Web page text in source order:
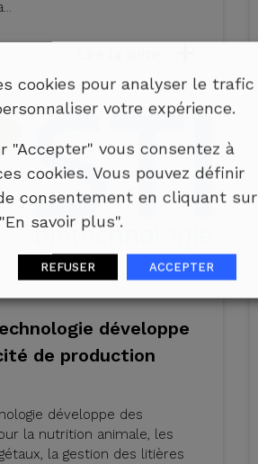
développe
de production
développe des
la nutrition animale, les
la gestion des litières
cookies pour analyser le trafic
votre expérience.
"Accepter" vous consentez à
cookies. Vous pouvez définir
consentement en cliquant sur
"En savoir plus".
REFUSER ACCEPTER